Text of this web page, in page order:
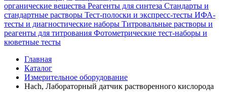
органические вещества Реагенты для синтеза Стандарты и
стандартные растворы Тест-полоски и экспресс-тесты ИФА-
тесты и диагностические наборы Титровальные растворы и
реагенты для титрования Фотометрические тест-наборы и
кюветные тесты
Главная
Каталог
Измерительное оборудование
Hach, Лабораторный датчик растворенного кислорода